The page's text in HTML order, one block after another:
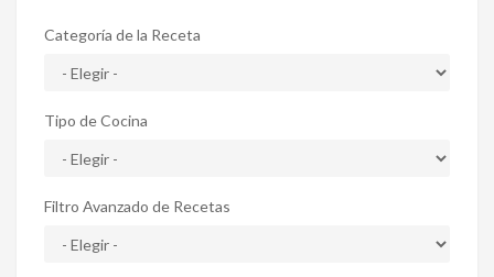
Categoría de la Receta
Tipo de Cocina
Filtro Avanzado de Recetas